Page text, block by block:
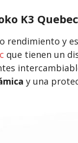
K3 Quebec
rendimiento y
que tienen un
y una